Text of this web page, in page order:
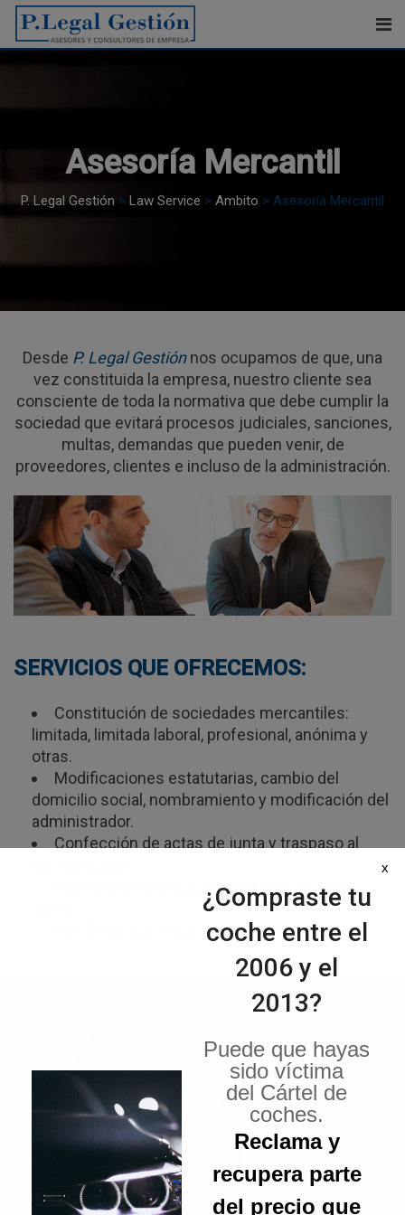
Skip
content
Asesoría Mercantil
P. Legal Gestión > Law Service > Ambito > Asesoría Mercantil
Desde P. Legal Gestiónnos ocupamos de que, una
vez constituida la empresa, nuestro cliente sea
consciente de toda la normativa que debe cumplir la
sociedad que evitará procesos judiciales, sanciones,
multas, demandas que pueden venir, de
proveedores, clientes e incluso de la administración.
SERVICIOS QUE OFRECEMOS:
Constitución de sociedades mercantiles:
limitada, limitada laboral, profesional, anónima y
otras.
Modificaciones estatutarias, cambio del
domicilio social, nombramiento y modificación del
administrador.
Confección de actas de junta y traspaso al
Memoria y Certificación de Acuerdo de la
Due Diligence, fiscal, laboral y legal.
Mercantil? Contáctanos sin
compromiso
CONTACTAR
¿Compraste tu
coche entre el
2006 y el
2013?
Puede que hayas
sido víctima
del Cártel de
coches.
Reclama y
recupera parte
del precio que
x